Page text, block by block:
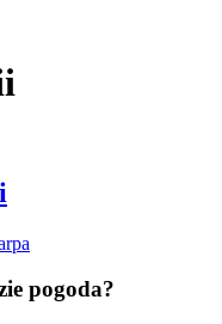
pogoda?